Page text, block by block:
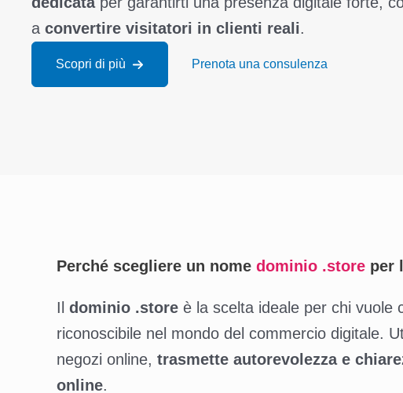
a convertire visitatori in clienti reali.
Scopri di più Prenota una consulenza
Perché scegliere un nome dominio .store per
Il dominio .store è la scelta ideale per chi vuole
riconoscibile nel mondo del commercio digitale.
negozi online, trasmette autorevolezza e
online.